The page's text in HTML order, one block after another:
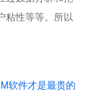
粘性等等。所以
软件才是最贵的